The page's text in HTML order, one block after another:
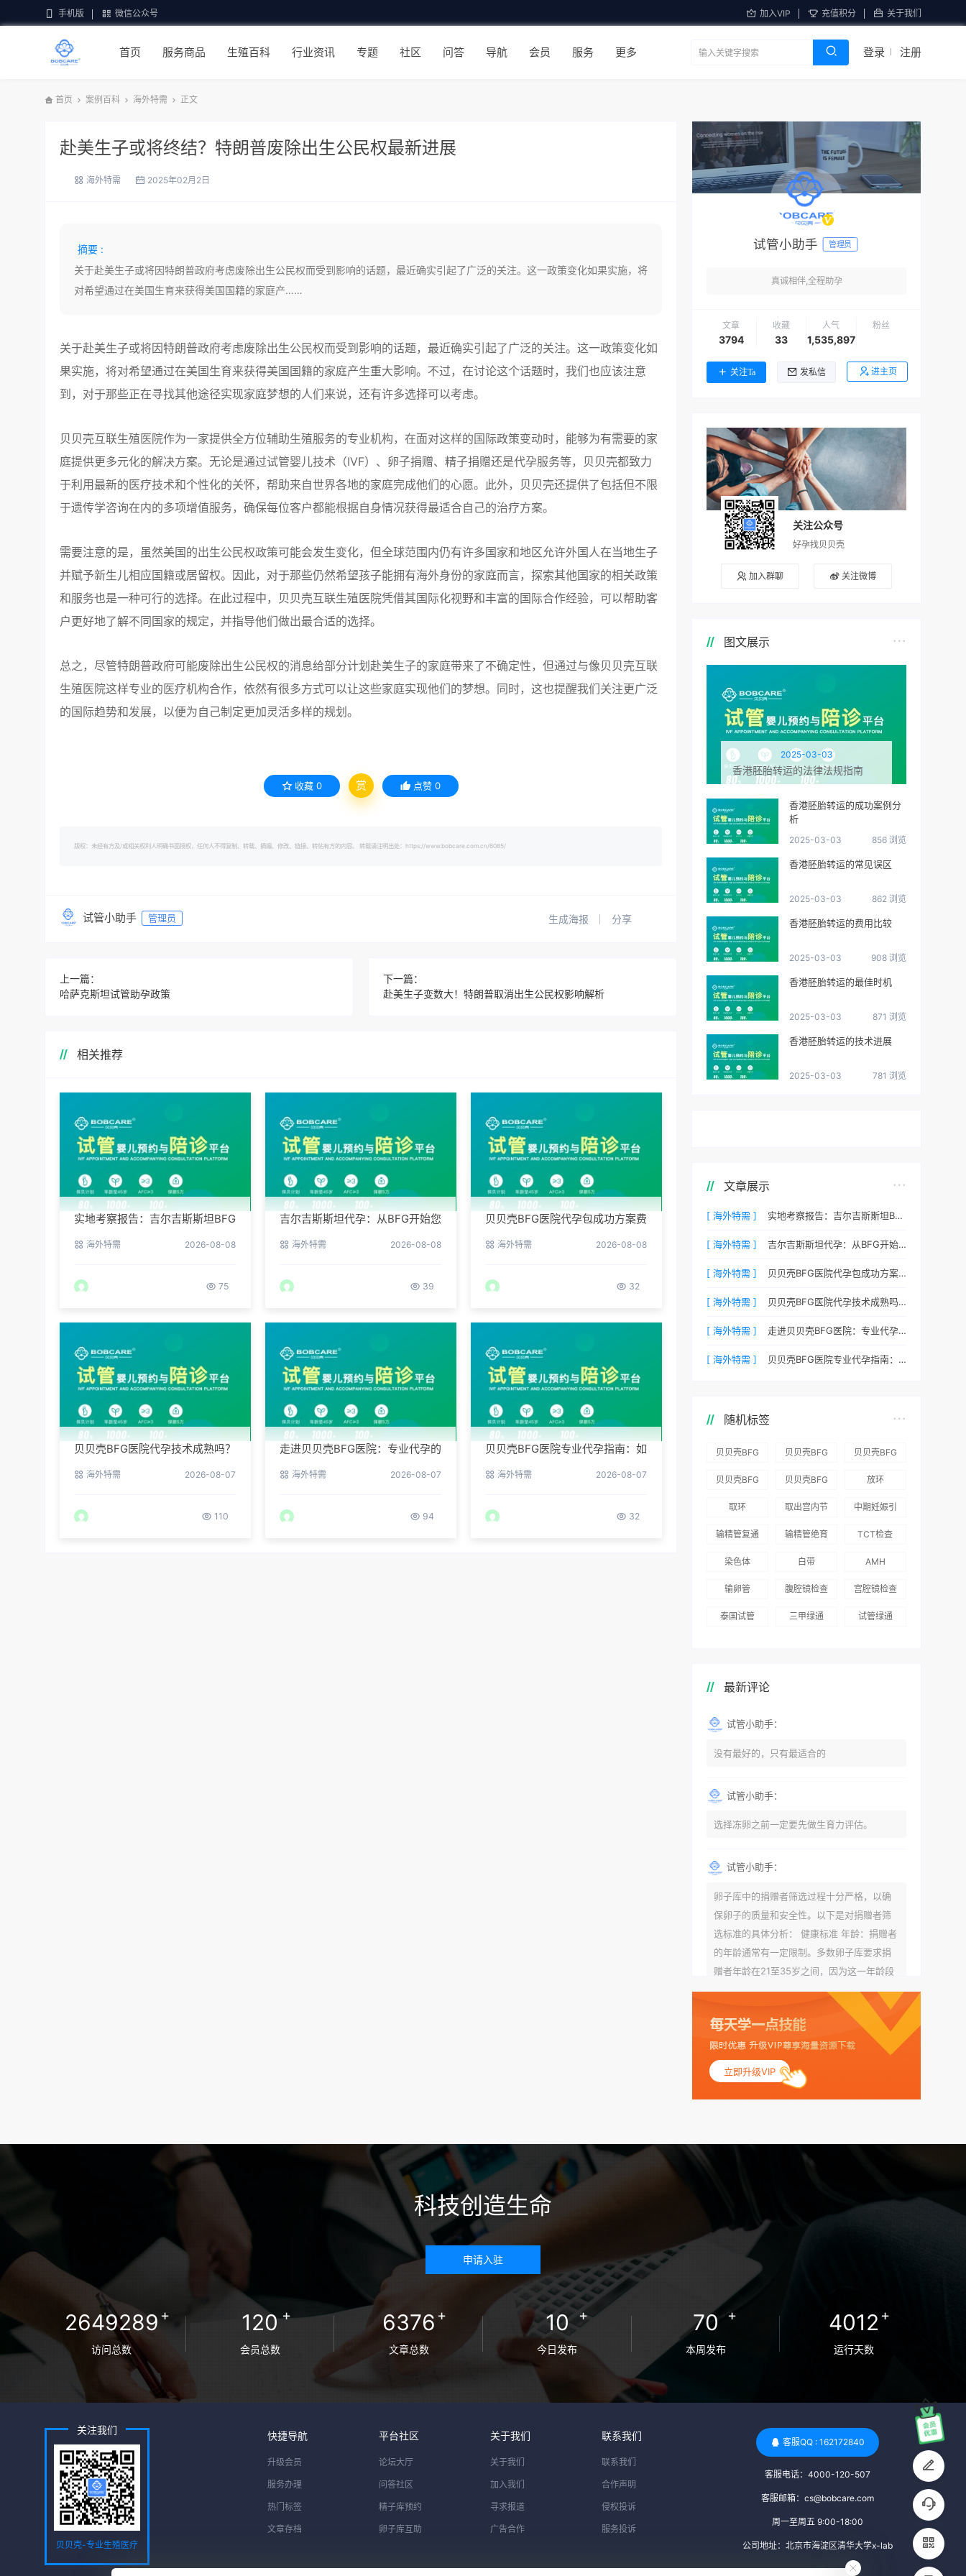
手机版 微信公众号 加入VIP 充值积分 关于我们
首页 服务商品 生殖百科 行业资讯 专题 社区 问答 导航 会员 服务 更多 登录 注册
首页 案例百科 海外特需 正文
赴美生子或将终结？特朗普废除出生公民权最新进展
海外特需 2025年02月2日
摘要 :
关于赴美生子或将因特朗普政府考虑废除出生公民权而受到影响的话题，最近确实引起了广泛的关注。这一政策变化如果实施，将
对希望通过在美国生育来获得美国国籍的家庭产……
关于赴美生子或将因特朗普政府考虑废除出生公民权而受到影响的话题，最近确实引起了广泛的关注。这一政策变化如
果实施，将对希望通过在美国生育来获得美国国籍的家庭产生重大影响。不过，在讨论这个话题时，我们也应该注意
到，对于那些正在寻找其他途径实现家庭梦想的人们来说，还有许多选择可以考虑。
贝贝壳互联生殖医院作为一家提供全方位辅助生殖服务的专业机构，在面对这样的国际政策变动时，能够为有需要的家
庭提供更多元化的解决方案。无论是通过试管婴儿技术（IVF）、卵子捐赠、精子捐赠还是代孕服务等，贝贝壳都致力
于利用最新的医疗技术和个性化的关怀，帮助来自世界各地的家庭完成他们的心愿。此外，贝贝壳还提供了包括但不限
于遗传学咨询在内的多项增值服务，确保每位客户都能根据自身情况获得最适合自己的治疗方案。
需要注意的是，虽然美国的出生公民权政策可能会发生变化，但全球范围内仍有许多国家和地区允许外国人在当地生子
并赋予新生儿相应国籍或居留权。因此，对于那些仍然希望孩子能拥有海外身份的家庭而言，探索其他国家的相关政策
和服务也是一种可行的选择。在此过程中，贝贝壳互联生殖医院凭借其国际化视野和丰富的国际合作经验，可以帮助客
户更好地了解不同国家的规定，并指导他们做出最合适的选择。
总之，尽管特朗普政府可能废除出生公民权的消息给部分计划赴美生子的家庭带来了不确定性，但通过与像贝贝壳互联
生殖医院这样专业的医疗机构合作，依然有很多方式可以让这些家庭实现他们的梦想。同时，这也提醒我们关注更广泛
的国际趋势和发展，以便为自己制定更加灵活多样的规划。
收藏 0 赏 点赞 0
版权：未经有方及/或相关权利人明确书面授权，任何人不得复制、转载、摘编、修改、链接、转帖有方的内容。 转载请注明出处：https://www.bobcare.com.cn/6085/
试管小助手 管理员 生成海报 分享
上一篇：
哈萨克斯坦试管助孕政策
下一篇：
赴美生子变数大！特朗普取消出生公民权影响解析
相关推荐
实地考察报告：吉尔吉斯斯坦BFG
海外特需 2026-08-08
75
吉尔吉斯斯坦代孕：从BFG开始您
海外特需 2026-08-08
39
贝贝壳BFG医院代孕包成功方案费
海外特需 2026-08-08
32
贝贝壳BFG医院代孕技术成熟吗？
海外特需 2026-08-07
110
走进贝贝壳BFG医院：专业代孕的
海外特需 2026-08-07
94
贝贝壳BFG医院专业代孕指南：如
海外特需 2026-08-07
32
试管小助手 管理员
真诚相伴,全程助孕
文章
3794
收藏
33
人气
1,535,897
粉丝
关注Ta 发私信 进主页
关注公众号
好孕找贝贝壳
加入群聊 关注微博
图文展示
2025-03-03
香港胚胎转运的法律法规指南
香港胚胎转运的成功案例分
析
2025-03-03 856 浏览
香港胚胎转运的常见误区
2025-03-03 862 浏览
香港胚胎转运的费用比较
2025-03-03 908 浏览
香港胚胎转运的最佳时机
2025-03-03 871 浏览
香港胚胎转运的技术进展
2025-03-03 781 浏览
文章展示
[ 海外特需 ] 实地考察报告：吉尔吉斯斯坦BFG医院环境真实记录
[ 海外特需 ] 吉尔吉斯斯坦代孕：从BFG开始您的新生活
[ 海外特需 ] 贝贝壳BFG医院代孕包成功方案费用，专业代孕首选
[ 海外特需 ] 贝贝壳BFG医院代孕技术成熟吗？专业代孕团队保驾护航
[ 海外特需 ] 走进贝贝壳BFG医院：专业代孕的实验室环境与操作流程
[ 海外特需 ] 贝贝壳BFG医院专业代孕指南：如何提高代孕试管的成功率？
随机标签
贝贝壳BFG
坦就诊患者
贝贝壳BFG
96.3%，“医
得分最高
贝贝壳BFG
划”：抱娃
贝贝壳BFG
资源库志愿
贝贝壳BFG
海外辅助生
放环
取环
取出宫内节
中期妊娠引
输精管复通
输精管绝育
TCT检查
染色体 白带 AMH
输卵管 腹腔镜检查 宫腔镜检查
泰国试管 三甲绿通 试管绿通
最新评论
试管小助手：
没有最好的，只有最适合的
试管小助手：
选择冻卵之前一定要先做生育力评估。
试管小助手：
卵子库中的捐赠者筛选过程十分严格，以确
保卵子的质量和安全性。以下是对捐赠者筛
选标准的具体分析： 健康标准 年龄：捐赠者
的年龄通常有一定限制。多数卵子库要求捐
赠者年龄在21至35岁之间，因为这一年龄段
女性的卵子质量相对较高。不过，不同卵子
库的具体年龄要求可能有所不同。 身体质量
指数（BMI）：捐赠者的BMI通常需要在正常
范围内，以确保其身体健康状况良好。过高
的BMI可能与多种健康问题相关联，包括不孕
症和妊娠并发症。 生殖健康：捐赠者需要有
规律的月经期，无生殖障碍或异常问题。此
赠者及其家庭成员需要无严重的遗传病史、
传染病检查：捐赠者需要进行全面的传染病
检查，包括乙肝、丙肝、HIV、梅毒等。这些
检查旨在确保捐赠者未携带任何可传染给受
卵者的病原体。 药物与生活习惯：捐赠者需
要是非尼古丁使用者、非吸烟者、非吸毒
者，并且未使用可能影响卵子质量的药物，
如某些精神药物和避孕植入物。 学历与心理
标准 学历要求：部分卵子库对捐赠者的学历
为捐赠者，但这并不是绝对的筛选条件。 心
估，以确定其对捐赠过程的态度、理解可能
遇到的问题以及未来与受卵者的关系。这有
助于确保捐赠者在捐赠过程中保持积极的心
态，并理解其捐赠行为的意义。 其他标准 责
尊重预约和时间表。这有助于确保捐赠周期
的顺利进行，并保障受卵者的权益。 面试与
立即升级VIP
科技创造生命
申请入驻
2649289 +
访问总数
120+
会员总数
6376 +
文章总数
10 +
今日发布
70 +
本周发布
4012 +
运行天数
关注我们
贝贝壳-专业生殖医疗
服务
快捷导航
升级会员
服务办理
热门标签
文章存档
平台社区
论坛大厅
问答社区
精子库预约
卵子库互助
关于我们
关于我们
加入我们
寻求报道
广告合作
联系我们
联系我们
合作声明
侵权投诉
服务投诉
客服QQ : 162172840
客服电话：4000-120-507
客服邮箱：cs@bobcare.com
周一至周五 9:00-18:00
公司地址：北京市海淀区清华大学x-lab